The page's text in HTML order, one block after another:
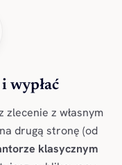
wypłać
z własnym
drugą stronę (od
klasycznym